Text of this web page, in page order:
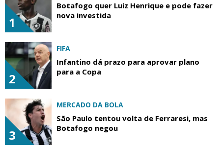
1
Botafogo quer Luiz Henrique e pode fazer
nova investida
2
FIFA
Infantino dá prazo para aprovar plano
para a Copa
3
MERCADO DA BOLA
São Paulo tentou volta de Ferraresi, mas
Botafogo negou